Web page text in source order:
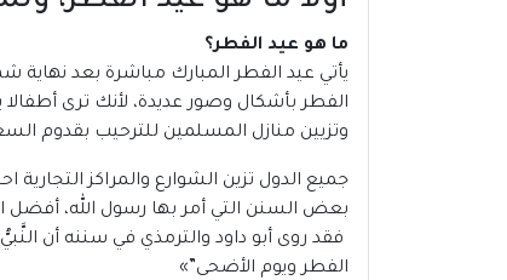
ما هو عيد الفطر؟
يأتي عيد الفطرالمبارك مباشرة بعد نهاية
الفطر بأشكال وصور عديدة، لأنك ترى
وتزيين منازل المسلمين للترحيب بقدوم
جميع الدول تزين الشوارع والمراكز
بعض السنن التي أمر بها رسول الله، أفضل
فقد روى أبو داود والترمذي في سننه أن
الفطر ويوم الأضحى”»